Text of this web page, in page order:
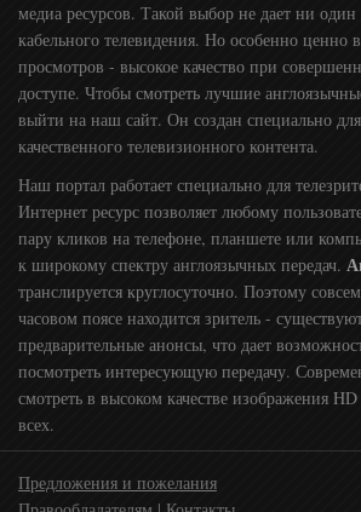
медиа ресурсов. Такой выбор не дает ни один
кабельного телевидения. Но особенно ценно
просмотров - высокое качество при
доступе. Чтобы смотреть лучшие
выйти на наш сайт. Он создан специально
качественного телевизионного контента.
Наш портал работает специально для
Интернет ресурс позволяет любому
пару кликов на телефоне, планшете или
к широкому спектру англоязычных передач.
транслируется круглосуточно. Поэтому
часовом поясе находится зритель -
предварительные анонсы, что дает
посмотреть интересующую передачу.
смотреть в высоком качестве изображения
всех.
Предложения и пожелания